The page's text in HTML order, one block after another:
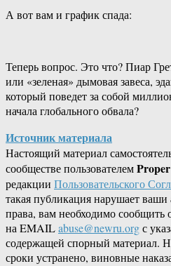
А вот вам и график спада:
Теперь вопрос. Это что? Пиар
или «зеленая» дымовая завеса,
который поведет за собой
начала глобального обвала?
Источник материала
Настоящий материал
сообществе пользователемProper
редакции Пользовательского
такая публикация нарушает
права, вам необходимо сообщить
на EMAILabuse@newru.orgс
содержащей спорный материал.
сроки устранено, виновные